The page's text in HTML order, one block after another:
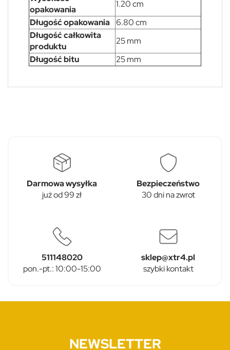
opakowania
1.20 cm
Długość opakowania
6.80 cm
Długość całkowita
produktu
25 mm
Długość bitu
25 mm
Darmowa wysyłka
już od 99 zł
Bezpieczeństwo
30 dni na zwrot
511148020
pon.-pt.: 10:00-15:00
sklep@xtr4.pl
szybki kontakt
NEWSLETTER